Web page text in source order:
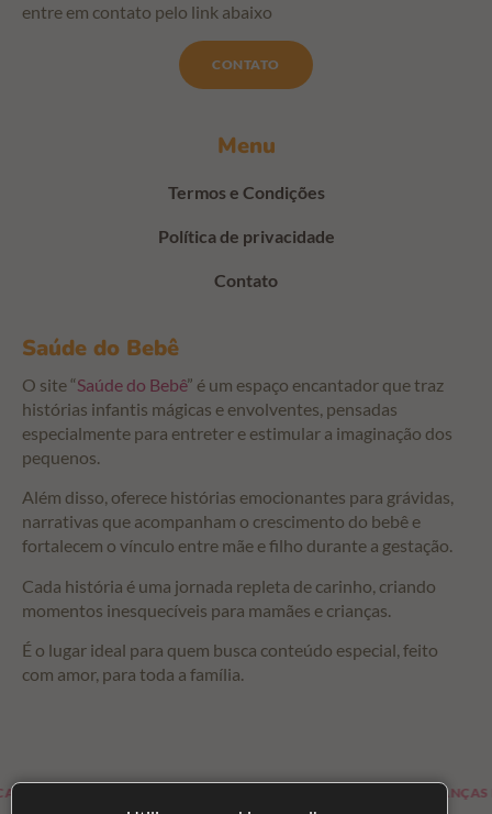
Saúde do Bebê
O site “Saúde do Bebê” é um espaço encantador que traz
histórias infantis mágicas e envolventes, pensadas
especialmente para entreter e estimular a imaginação dos
pequenos.
Além disso, oferece histórias emocionantes para grávidas,
narrativas que acompanham o crescimento do bebê e
fortalecem o vínculo entre mãe e filho durante a gestação.
Cada história é uma jornada repleta de carinho, criando
momentos inesquecíveis para mamães e crianças.
É o lugar ideal para quem busca conteúdo especial, feito
com amor, para toda a família.
Menu
Termos e Condições
Política de privacidade
Contato
entre em contato pelo link abaixo
CONTATO
ARTIGOS PARA OS BEBÊS LOJA PARA CRIANÇAS E